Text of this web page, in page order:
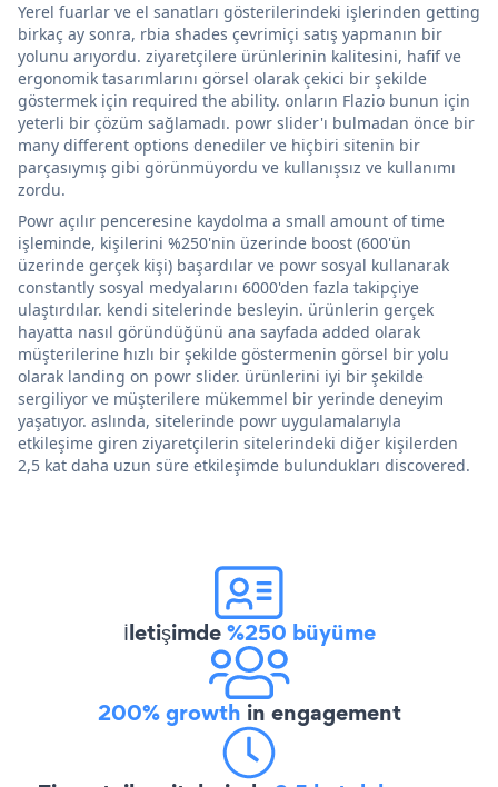
Yerel fuarlar ve el sanatları gösterilerindeki işlerinden getting
birkaç ay sonra, rbia shades çevrimiçi satış yapmanın bir
yolunu arıyordu. ziyaretçilere ürünlerinin kalitesini, hafif ve
ergonomik tasarımlarını görsel olarak çekici bir şekilde
göstermek için required the ability. onların Flazio bunun için
yeterli bir çözüm sağlamadı. powr slider'ı bulmadan önce bir
many different options denediler ve hiçbiri sitenin bir
parçasıymış gibi görünmüyordu ve kullanışsız ve kullanımı
zordu.
Powr açılır penceresine kaydolma a small amount of time
işleminde, kişilerini %250'nin üzerinde boost (600'ün
üzerinde gerçek kişi) başardılar ve powr sosyal kullanarak
constantly sosyal medyalarını 6000'den fazla takipçiye
ulaştırdılar. kendi sitelerinde besleyin. ürünlerin gerçek
hayatta nasıl göründüğünü ana sayfada added olarak
müşterilerine hızlı bir şekilde göstermenin görsel bir yolu
olarak landing on powr slider. ürünlerini iyi bir şekilde
sergiliyor ve müşterilere mükemmel bir yerinde deneyim
yaşatıyor. aslında, sitelerinde powr uygulamalarıyla
etkileşime giren ziyaretçilerin sitelerindeki diğer kişilerden
2,5 kat daha uzun süre etkileşimde bulundukları discovered.
İletişimde%250 büyüme
200% growth in engagement